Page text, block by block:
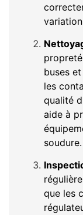
buses
les
qualité
aide à
soudure.
que les